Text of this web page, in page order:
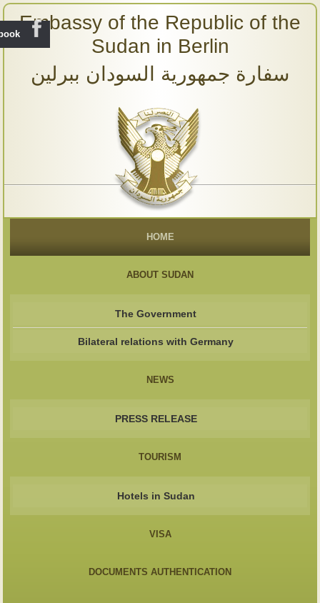
Embassy of the Republic of the
Sudan in Berlin
سفارة جمهورية السودان ببرلين
HOME
ABOUT SUDAN
The Government
Bilateral relations with Germany
NEWS
PRESS RELEASE
TOURISM
Hotels in Sudan
VISA
DOCUMENTS AUTHENTICATION